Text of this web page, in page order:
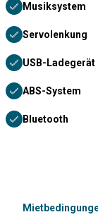
Musiksystem
Servolenkung
USB-Ladegerät
ABS-System
Bluetooth